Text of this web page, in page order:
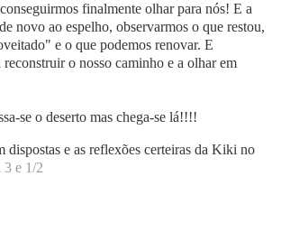
finalmente olhar para nós! E a
novo ao espelho, observarmos o que restou,
e o que podemos renovar. E
reconstruir o nosso caminho e a olhar em
se o deserto mas chega-se lá!!!!
dispostas e as reflexões certeiras da Kiki no
3 e 1/2